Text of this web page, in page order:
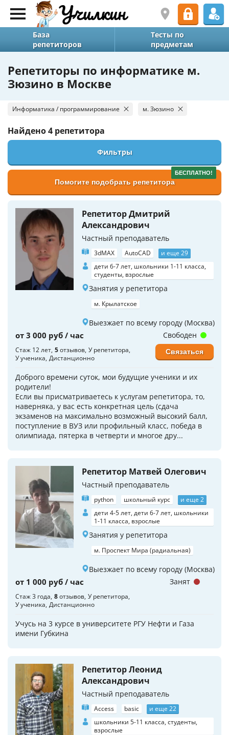
База
репетиторов
Тесты по
предметам
Репетиторы по информатике м.
Зюзино в Москве
Информатика / программирование м. Зюзино
Найдено4 репетитора
Фильтры
БЕСПЛАТНО!
Помогите подобрать репетитора
Репетитор Дмитрий
Александрович
Частный преподаватель
3dMAX AutoCAD
и еще 29
дети 6-7 лет, школьники 1-11 класса,
студенты, взрослые
Занятия у репетитора
м. Крылатское
Выезжает по всему городу (Москва)
от 3 000 руб / час
Стаж 12 лет 5отзывов У репетитора
У ученика Дистанционно
Доброго времени суток, мои будущие ученики и их
родители!
Если вы присматриваетесь к услугам репетитора, то,
наверняка, у вас есть конкретная цель (сдача
экзаменов на максимально возможный высокий балл,
поступление в ВУЗ или профильный класс, победа в
олимпиада, пятерка в четверти и многое дру...
Свободен
Связаться
Репетитор Матвей Олегович
Частный преподаватель
python школьный курс
и еще 2
дети 4-5 лет, дети 6-7 лет, школьники
1-11 класса, взрослые
Занятия у репетитора
м. Проспект Мира (радиальная)
Выезжает по всему городу (Москва)
от 1 000 руб / час
Стаж 3 года 8отзывов У репетитора
У ученика Дистанционно
Учусь на 3 курсе в университете РГУ Нефти и Газа
имени Губкина
Занят
Репетитор Леонид
Александрович
Частный преподаватель
Access basic
и еще 22
школьники 5-11 класса, студенты,
взрослые